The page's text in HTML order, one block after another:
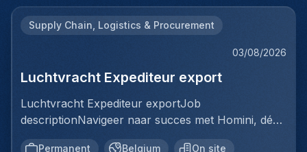
Supply Chain, Logistics & Procurement
03/08/2026
Luchtvracht Expediteur export
Luchtvracht Expediteur exportJob
descriptionNavigeer naar succes met Homini, dé
brug tussen talent en uitmuntende opportuniteiten
Permanent Belgium On site